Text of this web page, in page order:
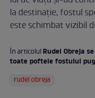
la destinație, fostul
este schimbat vizibil
În articolulRudel Obreja
toate poftele fostului
rudel obreja